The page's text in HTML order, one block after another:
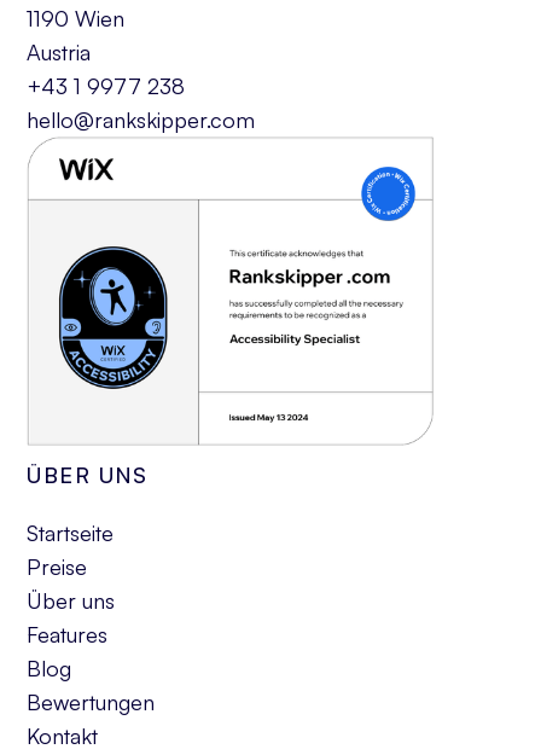
1190 Wien
Austria
+43 1 9977 238
hello@rankskipper.com
ÜBER UNS
Startseite
Preise
Über uns
Features
Blog
Bewertungen
Kontakt